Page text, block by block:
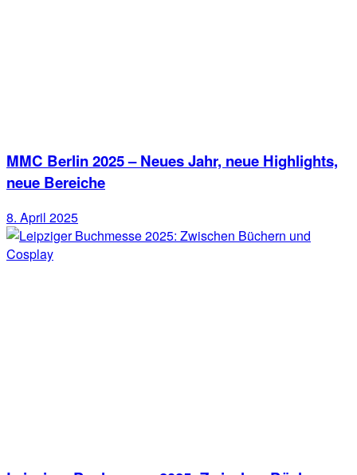
MMC Berlin 2025 – Neues Jahr, neue Highlights,
neue Bereiche
8. April 2025